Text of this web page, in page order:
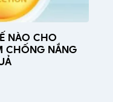
NÀO CHO
CHỐNG NẮNG